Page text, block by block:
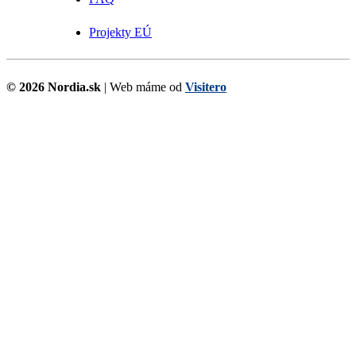
Projekty EÚ
© 2026 Nordia.sk | Web máme od Visitero